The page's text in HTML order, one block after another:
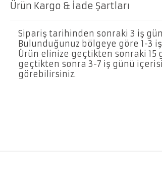
Ürün Kargo & İade Şartları
Sipariş tarihinden sonraki 3 iş
Bulunduğunuz bölgeye göre 1-3
Ürün elinize geçtikten sonraki
geçtikten sonra 3-7 iş günü
görebilirsiniz.